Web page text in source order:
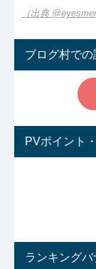
（出典
ブログ村での
PVポイント
ランキングバ